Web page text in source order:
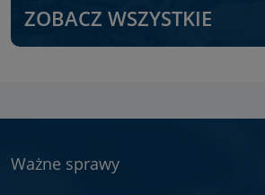
ZOBACZ WSZYSTKIE
Ważne sprawy